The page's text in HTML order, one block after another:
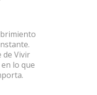
de Vivir
lo que